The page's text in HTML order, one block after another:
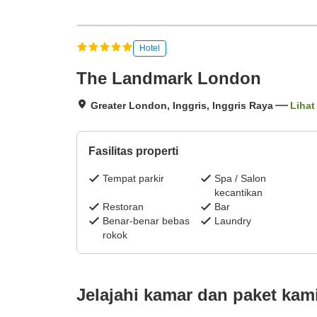
Hotel
The Landmark London
Greater London, Inggris, Inggris Raya Lihat
Fasilitas properti
Tempat parkir
Spa / Salon
kecantikan
Restoran
Bar
Benar-benar bebas
rokok
Laundry
Jelajahi kamar dan paket